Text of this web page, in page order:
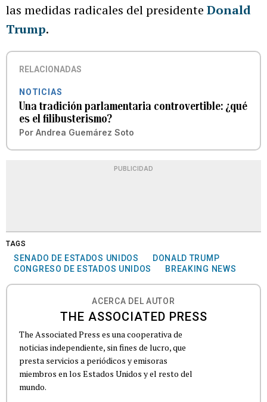
las medidas radicales del presidente Donald
Trump.
RELACIONADAS
NOTICIAS
Una tradición parlamentaria controvertible: ¿qué
es el filibusterismo?
Por Andrea Guemárez Soto
PUBLICIDAD
TAGS
SENADO DE ESTADOS UNIDOS
DONALD TRUMP
CONGRESO DE ESTADOS UNIDOS
BREAKING NEWS
ACERCA DEL AUTOR
THE ASSOCIATED PRESS
The Associated Press es una cooperativa de
noticias independiente, sin fines de lucro, que
presta servicios a periódicos y emisoras
miembros en los Estados Unidos y el resto del
mundo.